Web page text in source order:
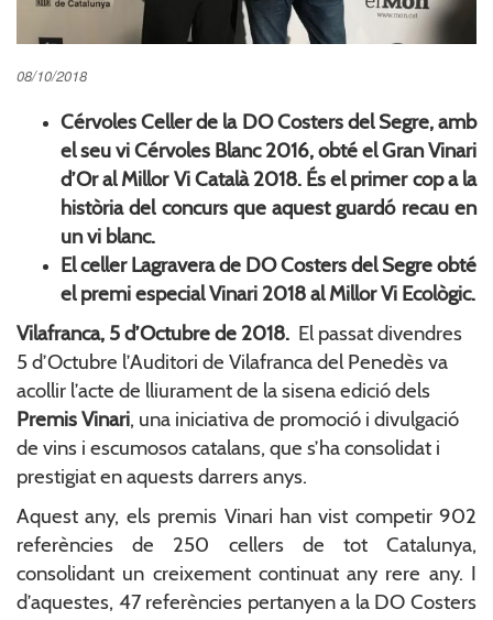
08/10/2018
Cérvoles Celler de la DO Costers del Segre, amb
el seu vi Cérvoles Blanc 2016, obté el Gran Vinari
d’Or al Millor Vi Català 2018. És el primer cop a la
història del concurs que aquest guardó recau en
un vi blanc.
El celler Lagravera de DO Costers del Segre obté
el premi especial Vinari 2018 al Millor Vi Ecològic.
Vilafranca, 5 d’Octubre de 2018. El passat divendres
5 d’Octubre l’Auditori de Vilafranca del Penedès va
acollir l’acte de lliurament de la sisena edició dels
Premis Vinari, una iniciativa de promoció i divulgació
de vins i escumosos catalans, que s’ha consolidat i
prestigiat en aquests darrers anys.
Aquest any, els premis Vinari han vist competir 902
referències de 250 cellers de tot Catalunya,
consolidant un creixement continuat any rere any. I
d’aquestes, 47 referències pertanyen a la DO Costers